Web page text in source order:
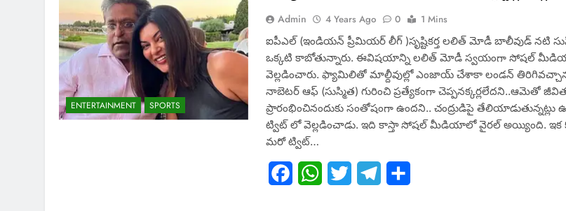
ENTERTAINMENT SPORTS
Admin 4 Years Ago 0
1 Mins
ఐపీఎల్ (ఇండియన్ ప్రీమియర్ లీగ్ )సృష్టికర్త లలిత్ మోడీ బాలీవుడ్ నటి
ఒక్కటి కాబోతున్నారు. ఈవిషయాన్ని లలిత్ మోడీ స్వయంగా సోషల్
వెల్లడించారు. ఫ్యామిలితో మాల్దీవుల్లో ఎంజాయ్ చేశాకా లండన్
నాబెటర్ ఆఫ్ (సుస్మిత) గురించి ప్రత్యేకంగా చెప్పనక్కర్లలేదని..ఆమెతో
ప్రారంభించినందుకు సంతోషంగా ఉందని.. చంద్రుడిపై తేలియాడుతున్నట్లు
ట్విట్ లో వెల్లడించాడు. ఇది కాస్తా సోషల్ మీడియాలో వైరల్ అయ్యింది. ఇక
మరో ట్విట్…
FacebookWhatsApp
Twitter Telegram